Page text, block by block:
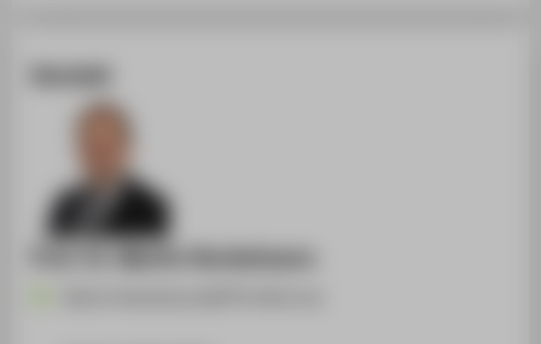
Kontakt
Prof. Dr. Martin Heckelmann